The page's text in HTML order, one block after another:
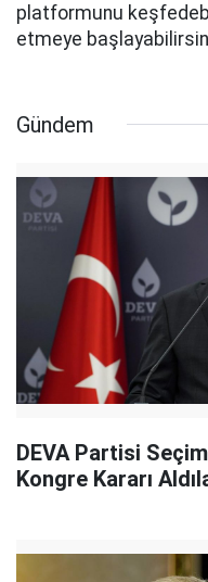
platformunu
etmeye
Gündem
DEVA Partisi
Kongre Kararı